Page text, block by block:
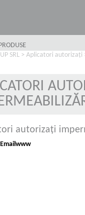
SRL > Aplicatori autorizați
autorizaţi
Emailwww